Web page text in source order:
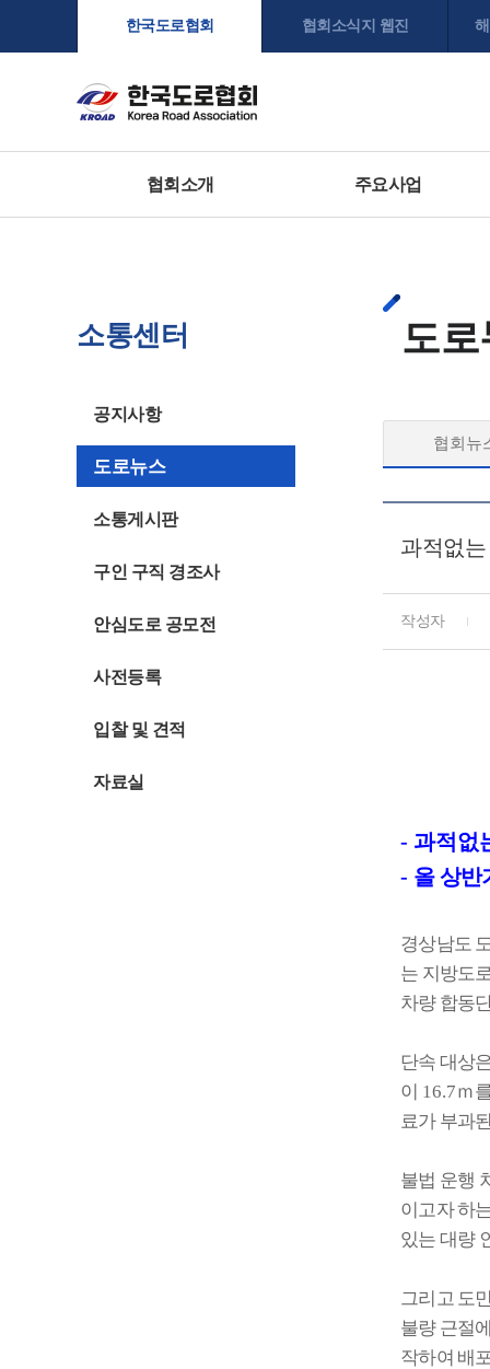
한국도로협회 협회소식지 웹진
협회소개 주요사업
소통센터
공지사항
도로뉴스
소통게시판
구인 구직 경조사
안심도로 공모전
사전등록
입찰 및 견적
자료실
도로
협회뉴
과적없
작성자
- 과적없
- 올 상반
경상남도
는 지방도
차량 합동
단속 대상
이 16.7ｍ
료가 부과
불법 운행
이고자 하
있는 대량
그리고 도
불량 근절
작하여 배